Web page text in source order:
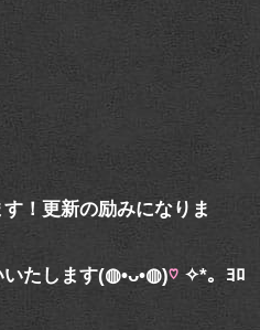
！更新の励みになりま
いたします(◍•ᴗ•◍)♡ ✧*。ﾖﾛ